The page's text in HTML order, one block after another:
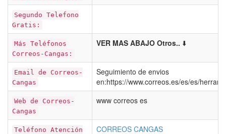
Segundo Telefono
Gratis:
Más Teléfonos
Correos-Cangas:
VER MAS ABAJO Otros.. ⬇️
Email de Correos-
Cangas
Seguimiento de envios
en:https://www.correos.es/es/es/
Web de Correos-
Cangas
www correos es
Teléfono Atención CORREOS CANGAS